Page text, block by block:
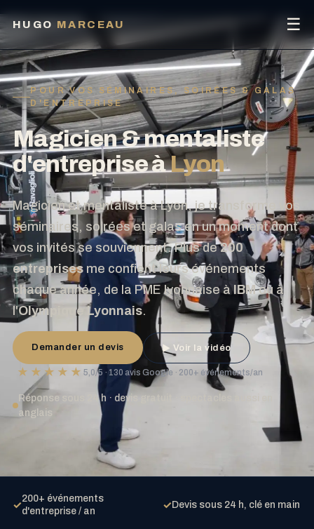
HUGO MARCEAU ☰
POUR VOS SÉMINAIRES, SOIRÉES & GALAS
D'ENTREPRISE
Magicien & mentaliste
d'entreprise àLyon
Magicien et mentaliste à Lyon, je transforme vos
séminaires, soirées et galas en un moment dont
vos invités se souviennent. Plus de200
entreprises me confient leurs événements
chaque année, de la PME lyonnaise àIBMou à
l'Olympique Lyonnais.
Demander un devis ▶ Voir la vidéo
★★★★★ 5,0/5 · 130 avis Google · 200+ événements/an
Réponse sous 24 h · devis gratuit · spectacles aussi en
anglais
✓
200+ événements
d'entreprise / an
✓Devis sous 24 h, clé en main